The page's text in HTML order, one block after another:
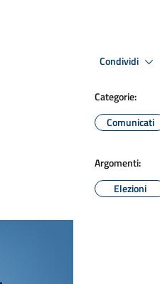
Condividi
Categorie:
Comunicati
Argomenti:
Elezioni